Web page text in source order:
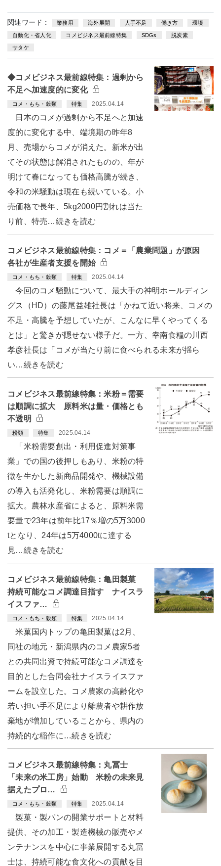
関連ワード： 業務用 海外展開 人手不足 働き方 環境
自動化・省人化 コメビジネス最前線特集 SDGs 脱炭素
サタケ
◆コメビジネス最前線特集：過剰から
不足へ加速度的に変化
コメ・もち・穀類 特集 2025.04.14
日本のコメが過剰から不足へと加速
度的に変化する中、端境期の昨年8
月、売場からコメが消えた。新米が出
てその状態は解消されたものの、年が
明けて春になっても価格高騰が続き、
令和の米騒動は現在も続いている。小
売価格で長年、5kg2000円割れは当た
り前、特売…続きを読む
コメビジネス最前線特集：コメ＝「農業問題」が原因
各社が生産者支援を開始
コメ・もち・穀類 特集 2025.04.14
今回のコメ騒動について、最大手の神明ホールディン
グス（HD）の藤尾益雄社長は「かねて近い将来、コメの
不足・高騰を予想していたが、こんなに早くやってくる
とは」と驚きが隠せない様子だ。一方、幸南食糧の川西
孝彦社長は「コメが当たり前に食べられる未来が揺ら
い…続きを読む
コメビジネス最前線特集：米粉＝需要
は順調に拡大 原料米は量・価格とも
不透明
粉類 特集 2025.04.14
「米粉需要創出・利用促進対策事
業」での国の後押しもあり、米粉の特
徴を生かした新商品開発や、機械設備
の導入も活発化し、米粉需要は順調に
拡大。農林水産省によると、原料米需
要量で23年は前年比17％増の5万3000
tとなり、24年は5万4000tに達する
見…続きを読む
コメビジネス最前線特集：亀田製菓
持続可能なコメ調達目指す ナイスラ
イスファ…
コメ・もち・穀類 特集 2025.04.14
米菓国内トップの亀田製菓は2月、
同社の地元・新潟県内のコメ農家5者
との共同出資で持続可能なコメ調達を
目的とした合同会社ナイスライスファ
ームを設立した。コメ農家の高齢化や
若い担い手不足により離農者や耕作放
棄地が増加していることから、県内の
持続的な稲作に…続きを読む
コメビジネス最前線特集：丸冨士
「未来の米工房」始動 米粉の未来見
据えたプロ…
コメ・もち・穀類 特集 2025.04.14
製菓・製パンの開業サポートと材料
提供、その加工・製造機械の販売やメ
ンテナンスを中心に事業展開する丸冨
士は、持続可能な食文化への貢献を目